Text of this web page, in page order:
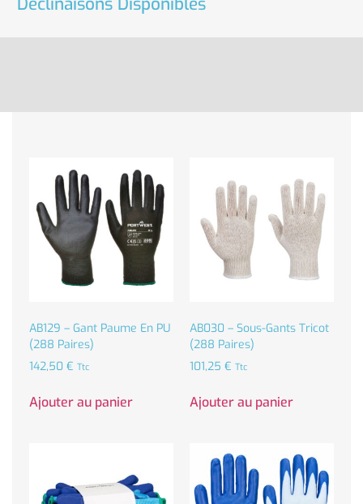
AB129 – Gant Paume En PU
(288 Paires)
142,50 € Ttc
Ajouter au panier
AB030 – Sous-Gants Tricot
(288 Paires)
101,25 € Ttc
Ajouter au panier